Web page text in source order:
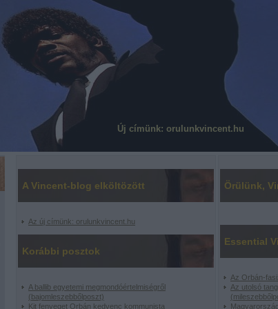
Új címünk: orulunkvincent.hu
Örülünk,
Essential
Az Orbán-
Az utolsó
A Vincent-blog elköltözött
Az új címünk: orulunkvincent.hu
Korábbi posztok
A ballib egyetemi megmondóértelmiségről
(bajomleszebbőlposzt)
Kit fenyeget Orbán kedvenc kommunista